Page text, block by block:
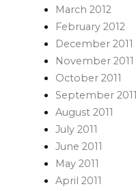
March 2012
February 2012
December 2011
November 2011
October 2011
September 2011
August 2011
July 2011
June 2011
May 2011
April 2011